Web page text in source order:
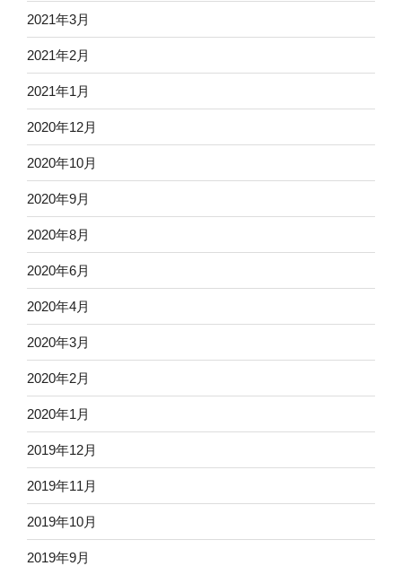
2021年3月
2021年2月
2021年1月
2020年12月
2020年10月
2020年9月
2020年8月
2020年6月
2020年4月
2020年3月
2020年2月
2020年1月
2019年12月
2019年11月
2019年10月
2019年9月